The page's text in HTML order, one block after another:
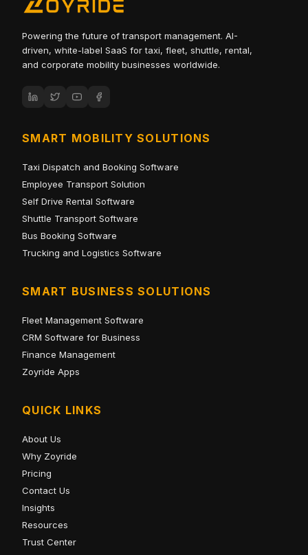
Powering the future of transport management. AI-
driven, white-label SaaS for taxi, fleet, shuttle, rental,
and corporate mobility businesses worldwide.
SMART MOBILITY SOLUTIONS
Taxi Dispatch and Booking Software
Employee Transport Solution
Self Drive Rental Software
Shuttle Transport Software
Bus Booking Software
Trucking and Logistics Software
SMART BUSINESS SOLUTIONS
Fleet Management Software
CRM Software for Business
Finance Management
Zoyride Apps
QUICK LINKS
About Us
Why Zoyride
Pricing
Contact Us
Insights
Resources
Trust Center